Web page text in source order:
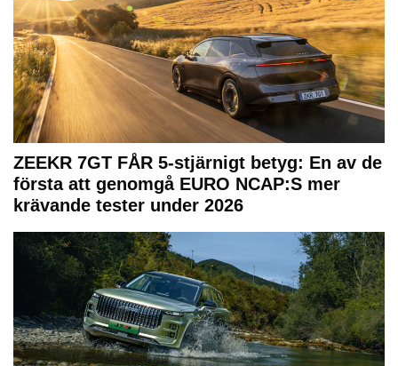
ZEEKR 7GT FÅR 5-stjärnigt betyg: En av de
första att genomgå EURO NCAP:S mer
krävande tester under 2026